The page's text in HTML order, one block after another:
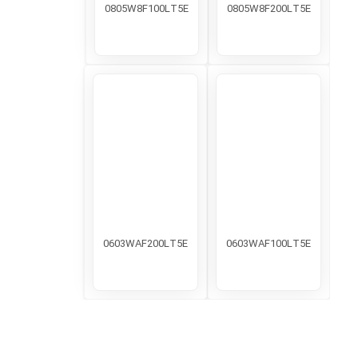
0805W8F200LT5E
0805W8F100LT5E
0603WAF100LT5E
0603WAF200LT5E